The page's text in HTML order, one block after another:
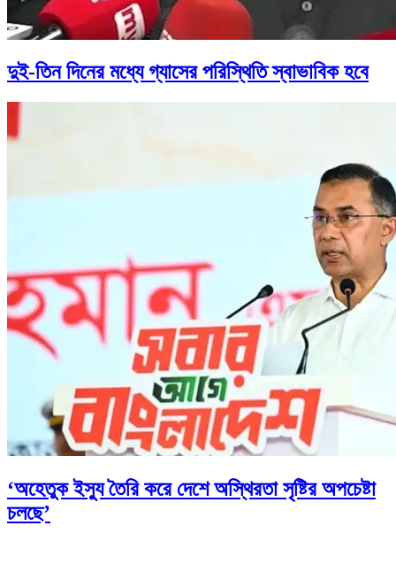
দুই-তিন দিনের মধ্যে গ্যাসের পরিস্থিতি স্বাভাবিক হবে
‘অহেতুক ইস্যু তৈরি করে দেশে অস্থিরতা সৃষ্টির অপচেষ্টা
চলছে’